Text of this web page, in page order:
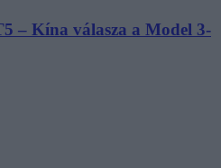
– Kína válasza a Model 3-